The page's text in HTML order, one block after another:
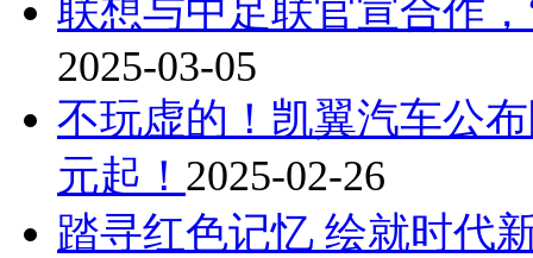
联想与中足联官宣合作
2025-03-05
不玩虚的！凯翼汽车公
元起！ 2025-02-26
踏寻红色记忆 绘就时代